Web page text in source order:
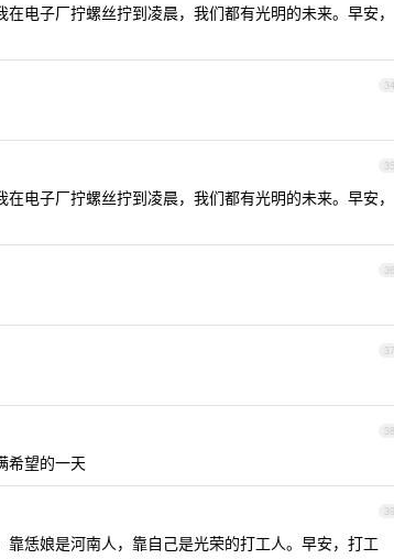
电子厂拧螺丝拧到凌晨，我们都有光明的未来。早安，
34
35
电子厂拧螺丝拧到凌晨，我们都有光明的未来。早安，
36
37
38
希望的一天
39
恁娘是河南人，靠自己是光荣的打工人。早安，打工